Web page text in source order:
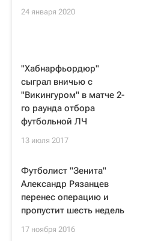
24 января 2020
"Хабнарфьордюр"
сыграл вничью с
"Викингуром" в матче 2-
го раунда отбора
футбольной ЛЧ
13 июля 2017
Футболист "Зенита"
Александр Рязанцев
перенес операцию и
пропустит шесть недель
17 ноября 2016